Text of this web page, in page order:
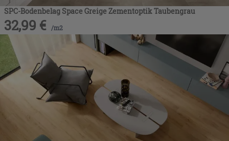
SPC-Bodenbelag Space Greige Zementoptik Taubengrau
32,99 € /m2